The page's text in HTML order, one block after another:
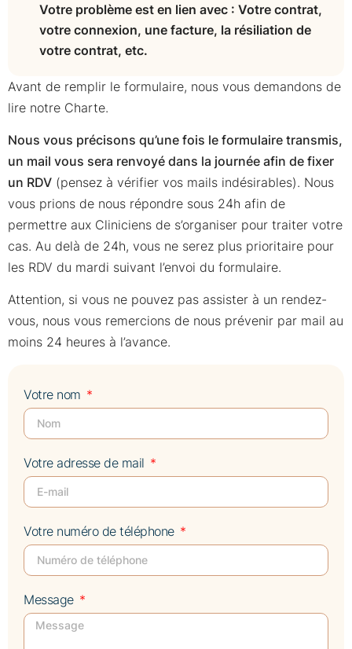
Votre problème est en lien avec : Votre contrat,
votre connexion, une facture, la résiliation de
votre contrat, etc.
Avant de remplir le formulaire, nous vous demandons de
lire notre Charte.
Nous vous précisons qu’une fois le formulaire transmis,
un mail vous sera renvoyé dans la journée afin de fixer
un RDV (pensez à vérifier vos mails indésirables). Nous
vous prions de nous répondre sous 24h afin de
permettre aux Cliniciens de s’organiser pour traiter votre
cas. Au delà de 24h, vous ne serez plus prioritaire pour
les RDV du mardi suivant l’envoi du formulaire.
Attention, si vous ne pouvez pas assister à un rendez-
vous, nous vous remercions de nous prévenir par mail au
moins 24 heures à l’avance.
Votre nom
Votre adresse de mail
Votre numéro de téléphone
Message